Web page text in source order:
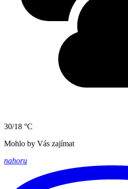
30/18 °C
Mohlo by Vás zajímat
nahoru